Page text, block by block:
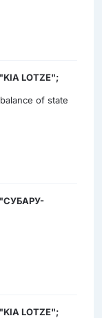
LOTZE";
of state
LOTZE";